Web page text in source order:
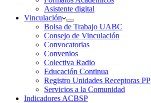
Asistente digital
Vinculación
Bolsa de Trabajo UABC
Consejo de Vinculación
Convocatorias
Convenios
Colectiva Radio
Educación Continua
Registro Unidades Receptoras PP
Servicios a la Comunidad
Indicadores ACBSP